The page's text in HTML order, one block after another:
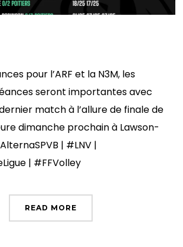
pour l’ARF et la N3M, les
seront importantes avec
match à l’allure de finale de
dimanche prochain à Lawson-
| #LNV |
| #FFVolley
READ MORE